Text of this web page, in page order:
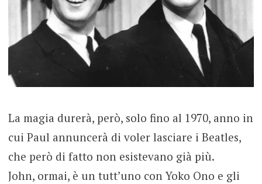
La magia durerà, però, solo fino al 1970, anno in
cui Paul annuncerà di voler lasciare i Beatles,
che però di fatto non esistevano già più.
John, ormai, è un tutt’uno con Yoko Ono e gli